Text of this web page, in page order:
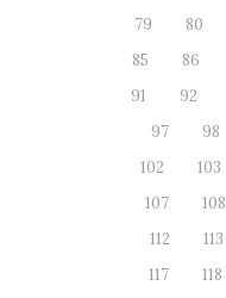
79
80
85
86
91
92
97
98
102
103
107
108
112
113
117
118